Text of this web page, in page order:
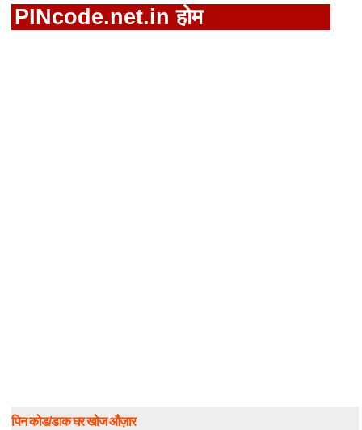
PINcode.net.in होम
पिन कोड/डाक घर खोज औज़ार